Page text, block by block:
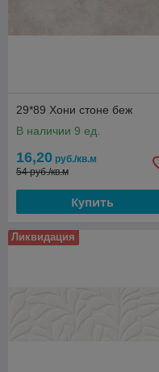
29*89 Хони стоне беж
В наличии 9 ед.
16,20 руб./кв.м
54 руб./кв.м
Купить
Ликвидация